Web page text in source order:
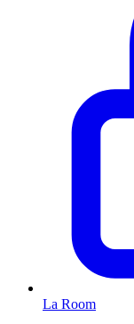
La Room